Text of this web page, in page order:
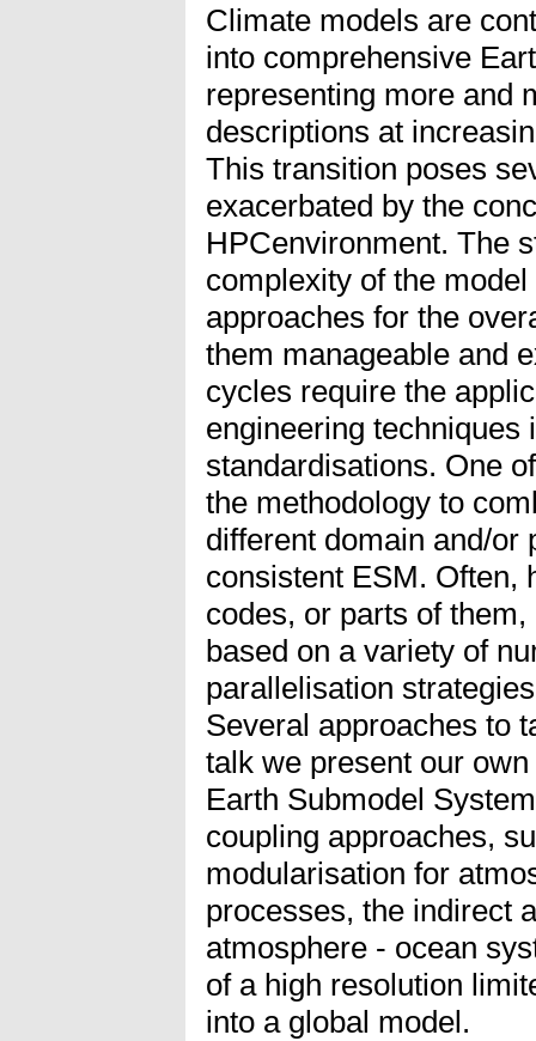
Climate models are
into comprehensive
representing more and
descriptions at
This transition poses
exacerbated by the
HPCenvironment. The
complexity of the
approaches for the
them manageable and
cycles require the
engineering techniques
standardisations. One
the methodology to
different domain and/or
consistent ESM. Often,
codes, or parts of
based on a variety of
parallelisation
Several approaches to
talk we present our
Earth Submodel
coupling approaches,
modularisation for
processes, the indirect
atmosphere - ocean
of a high resolution
into a global model.